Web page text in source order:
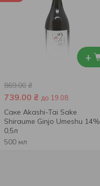
+
869.00 ₴
739.00 ₴ до 19.08
Саке Akashi-Tai Sake
Shiraume Ginjo Umeshu 14%
0,5л
500 мл